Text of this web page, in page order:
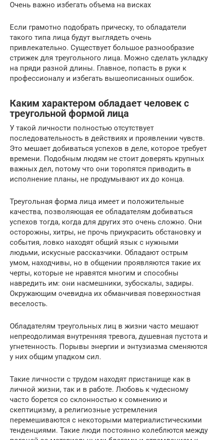
Очень важно избегать объема на висках
Если грамотно подобрать прическу, то обладатели
такого типа лица будут выглядеть очень
привлекательно. Существует большое разнообразие
стрижек для треугольного лица. Можно сделать укладку
на пряди разной длины. Главное, попасть в руки к
профессионалу и избегать вышеописанных ошибок.
Каким характером обладает человек с
треугольной формой лица
У такой личности полностью отсутствует
последовательность в действиях и проявлении чувств.
Это мешает добиваться успехов в деле, которое требует
времени. Подобным людям не стоит доверять крупных
важных дел, потому что они торопятся приводить в
исполнение планы, не продумывают их до конца.
Треугольная форма лица имеет и положительные
качества, позволяющая ее обладателям добиваться
успехов тогда, когда для других это очень сложно. Они
осторожны, хитры, не прочь приукрасить обстановку и
события, ловко находят общий язык с нужными
людьми, искусные рассказчики. Обладают острым
умом, находчивы, но в общении проявляются такие их
черты, которые не нравятся многим и способны
навредить им: они насмешники, зубоскалы, задиры.
Окружающим очевидна их обманчивая поверхностная
веселость.
Обладателям треугольных лиц в жизни часто мешают
непреодолимая внутренняя тревога, душевная пустота и
угнетенность. Порывы энергии и энтузиазма сменяются
у них общим упадком сил.
Такие личности с трудом находят пристанище как в
личной жизни, так и в работе. Любовь к чудесному
часто борется со склонностью к сомнению и
скептицизму, а религиозные устремления
перемешиваются с некоторыми материалистическими
тенденциями. Такие люди постоянно колеблются между